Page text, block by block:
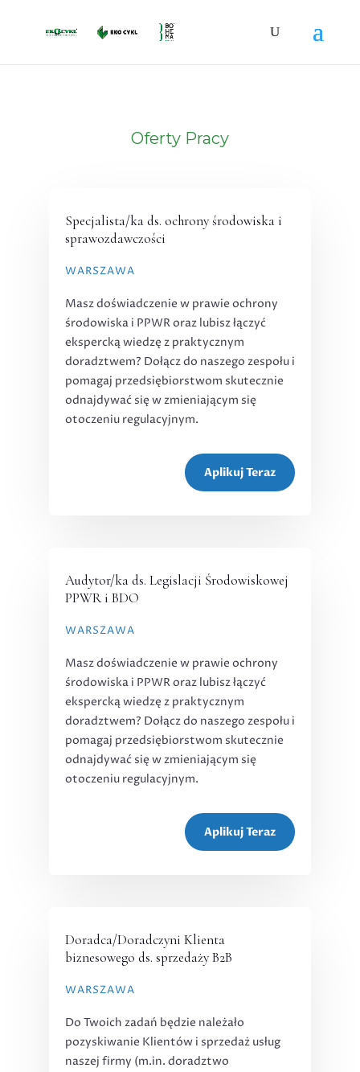
Oferty Pracy
Specjalista/ka ds. ochrony środowiska i
sprawozdawczości
WARSZAWA
Masz doświadczenie w prawie ochrony
środowiska i PPWR oraz lubisz łączyć
ekspercką wiedzę z praktycznym
doradztwem? Dołącz do naszego zespołu i
pomagaj przedsiębiorstwom skutecznie
odnajdywać się w zmieniającym się
otoczeniu regulacyjnym.
Aplikuj Teraz
Audytor/ka ds. Legislacji Środowiskowej
PPWR i BDO
WARSZAWA
Masz doświadczenie w prawie ochrony
środowiska i PPWR oraz lubisz łączyć
ekspercką wiedzę z praktycznym
doradztwem? Dołącz do naszego zespołu i
pomagaj przedsiębiorstwom skutecznie
odnajdywać się w zmieniającym się
otoczeniu regulacyjnym.
Aplikuj Teraz
Doradca/Doradczyni Klienta
biznesowego ds. sprzedaży B2B
WARSZAWA
Do Twoich zadań będzie należało
pozyskiwanie Klientów i sprzedaż usług
naszej firmy (m.in. doradztwo